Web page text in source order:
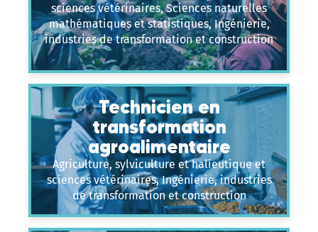
sciences vétérinaires, Sciences naturelles
mathématiques et statistiques, Ingénierie,
industries de transformation et construction
Technicien en
transformation
agroalimentaire
Agriculture, sylviculture et halieutique et
sciences vétérinaires, Ingénierie, industries
de transformation et construction